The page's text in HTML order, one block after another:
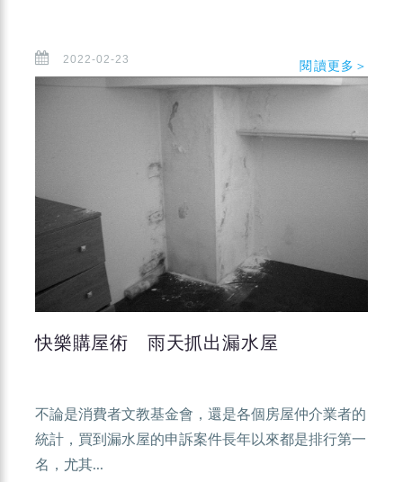
2022-02-23 閱讀更多＞
快樂購屋術 雨天抓出漏水屋
不論是消費者文教基金會，還是各個房屋仲介業者的
統計，買到漏水屋的申訴案件長年以來都是排行第一
名，尤其...